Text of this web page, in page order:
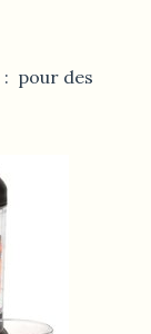
: pour des